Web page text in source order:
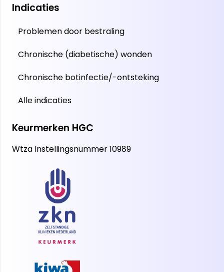
Indicaties
Problemen door bestraling
Chronische (diabetische) wonden
Chronische botinfectie/-ontsteking
Alle indicaties
Keurmerken HGC
Wtza Instellingsnummer 10989